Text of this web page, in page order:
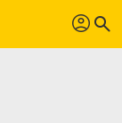
profil search